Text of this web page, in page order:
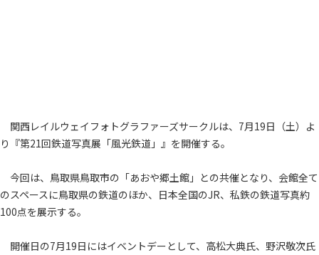
関西レイルウェイフォトグラファーズサークルは、7月19日（土）よ
り『第21回鉄道写真展「風光鉄道」』を開催する。
今回は、鳥取県鳥取市の「あおや郷土館」との共催となり、会館全て
のスペースに鳥取県の鉄道のほか、日本全国のJR、私鉄の鉄道写真約
100点を展示する。
開催日の7月19日にはイベントデーとして、高松大典氏、野沢敬次氏